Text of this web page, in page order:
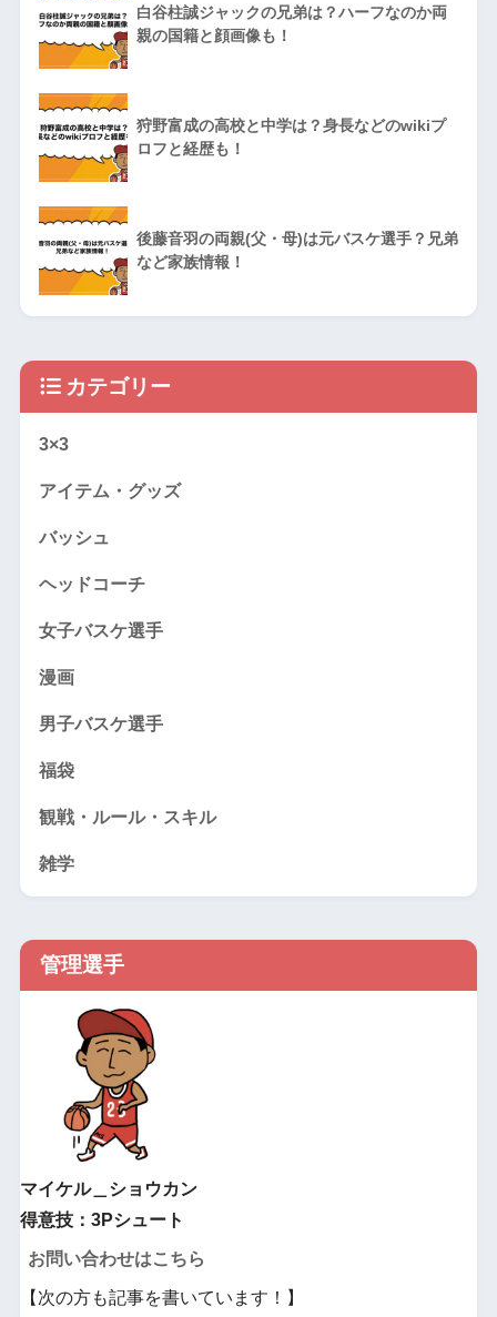
白谷柱誠ジャックの兄弟は？ハーフなのか両
親の国籍と顔画像も！
狩野富成の高校と中学は？身長などのwikiプ
ロフと経歴も！
後藤音羽の両親(父・母)は元バスケ選手？兄弟
など家族情報！
カテゴリー
3×3
アイテム・グッズ
バッシュ
ヘッドコーチ
女子バスケ選手
漫画
男子バスケ選手
福袋
観戦・ルール・スキル
雑学
管理選手
マイケル＿ショウカン
得意技：3Pシュート
お問い合わせはこちら
【次の方も記事を書いています！】